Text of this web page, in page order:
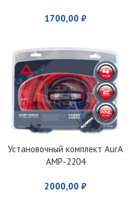
дисплея
1700,00 ₽
Установочный комплект AurA
AMP-2204
2000,00 ₽